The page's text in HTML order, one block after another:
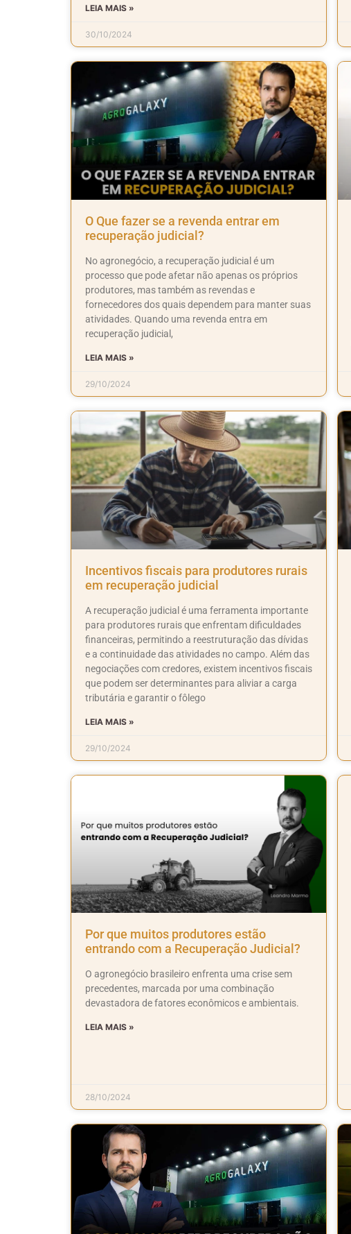
LEIA MAIS »
30/10/2024
O Que fazer se a revenda entrar em
recuperação judicial?
No agronegócio, a recuperação judicial é um
processo que pode afetar não apenas os próprios
produtores, mas também as revendas e
fornecedores dos quais dependem para manter suas
atividades. Quando uma revenda entra em
recuperação judicial,
LEIA MAIS »
29/10/2024
Incentivos fiscais para produtores rurais
em recuperação judicial
A recuperação judicial é uma ferramenta importante
para produtores rurais que enfrentam dificuldades
financeiras, permitindo a reestruturação das dívidas
e a continuidade das atividades no campo. Além das
negociações com credores, existem incentivos fiscais
que podem ser determinantes para aliviar a carga
tributária e garantir o fôlego
LEIA MAIS »
29/10/2024
Por que muitos produtores estão
entrando com a Recuperação Judicial?
O agronegócio brasileiro enfrenta uma crise sem
precedentes, marcada por uma combinação
devastadora de fatores econômicos e ambientais.
LEIA MAIS »
28/10/2024